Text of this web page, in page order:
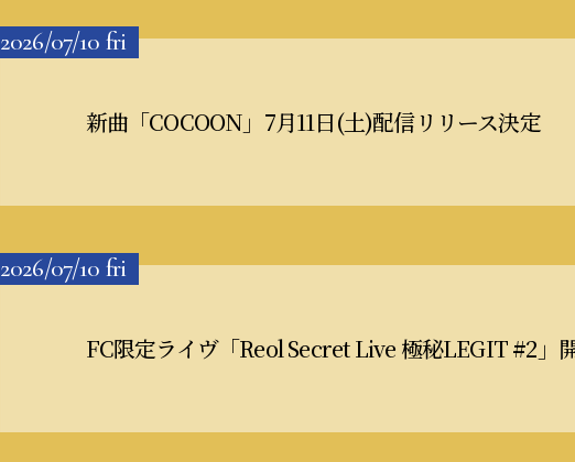
2026/07/10 fri
新曲「COCOON」7月11日(土)配信リリース決定
2026/07/10 fri
FC限定ライヴ「Reol Secret Live 極秘LEGIT #2」